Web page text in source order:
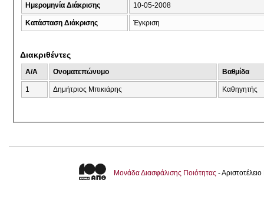
Ημερομηνία Διάκρισης 10-05-2008
Κατάσταση Διάκρισης Έγκριση
Διακριθέντες
A/A Ονοματεπώνυμο Βαθμίδα
1 Δημήτριος Μπικιάρης Καθηγητής
Μονάδα Διασφάλισης Ποιότητας -